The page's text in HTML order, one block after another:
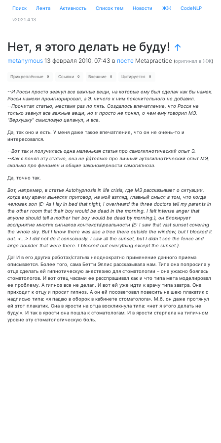
Поиск Лента Активность Cписок тем Новости ЖЖ CodeNLP
v2021.4.13
Нет, я этого делать не буду! ↑
metanymous 13 февраля 2010, 07:43 в посте Metapractice (оригинал в ЖЖ)
Прикреплённые 0 Ссылки 0 Внешние 0 Цитируется 0
--И Росси просто зевнул все важные вещи, на которые ему был сделан как бы намек.
Росси намеки проигнорировал, а Э. ничего к ним пояснительного не добавил.
--Прочитал статью, местами раз по пять. Создалось впечатление, что Росси не
только зевнул все важные вещи, но и просто не понял, о чем ему говорил МЭ.
"Верхушку" смысловую цепанул, и все.
Да, так оно и есть. У меня даже такое впечатление, что он не очень-то и
интересовался.
--Вот так и получилась одна маленькая статья про самогипнотический опыт Э.
--Как я понял эту статью, она не (с)только про личный аутогипнотический опыт МЭ,
сколько про феномен и общие закономерности самогипноза.
Да, точно так.
Вот, например, в статье Autohypnosis in life crisis, где МЭ рассказывает о ситуации,
когда ему врачи вынесли приговор, на мой взгляд, главный смысл в том, что когда
человек зол (E: As I lay in bed that night, I overheard the three doctors tell my parents in
the other room that their boy would be dead in the morning. I felt intense anger that
anyone should tell a mother her boy would be dead by morning.), он блокирует
восприятие многих сигналов контекста\реальности (E: I saw that vast sunset covering
the whole sky. But I know there was also a tree there outside the window, but I blocked it
out. <...> I did not do it consciously. I saw all the sunset, but I didn't see the fence and
large boulder that were there. I blocked out everything except the sunset.).
Да! И в его других работах/статьях неоднократно применение данного приема
описывается. Более того, сама Бетти Эллис рассказывала нам. Типа она попросила у
отца сделать ей гипнотическую анестезию для стоматологии – она ужасно боялась
стоматологов. И вот отец часами ее расспрашивал как и что типа мета моделировал
ее проблему. А гипноз все не делал. И вот ей уже идти к врачу типа завтра. Она
приходит к отцу и просит гипноз. А он ей посоветовал повесить на шею плакатик с
надписью типа: «я падаю в оборок в кабинете стоматолога». М.б. он даже протянул
ей этот плакатик. Она в ярости на отца воскликнула типа: «нет я этого делать не
буду!». И так в ярости она пошла к стоматологам. И в ярости стерпела на типичном
уровне эту стоматологическую боль.